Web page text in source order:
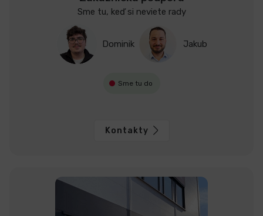
Sme tu, keď si neviete rady
Dominik Jakub
Sme tu do
Kontakty